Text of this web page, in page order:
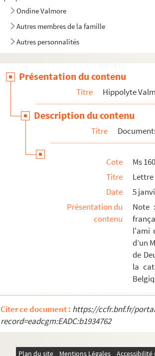
Ondine Valmore
Autres membres de la famille
Autres personnalités
Présentation du contenu
Titre Hippolyte
Description du contenu
Titre
Cote
Ms
Titre
Date
5
Présentation du
contenu
Note
l'ami
d’un
de
la
Citer ce document : https://ccfr.bnf.fr/
record=eadcgm:EADC:b1934762
Plan du site Mentions Légales